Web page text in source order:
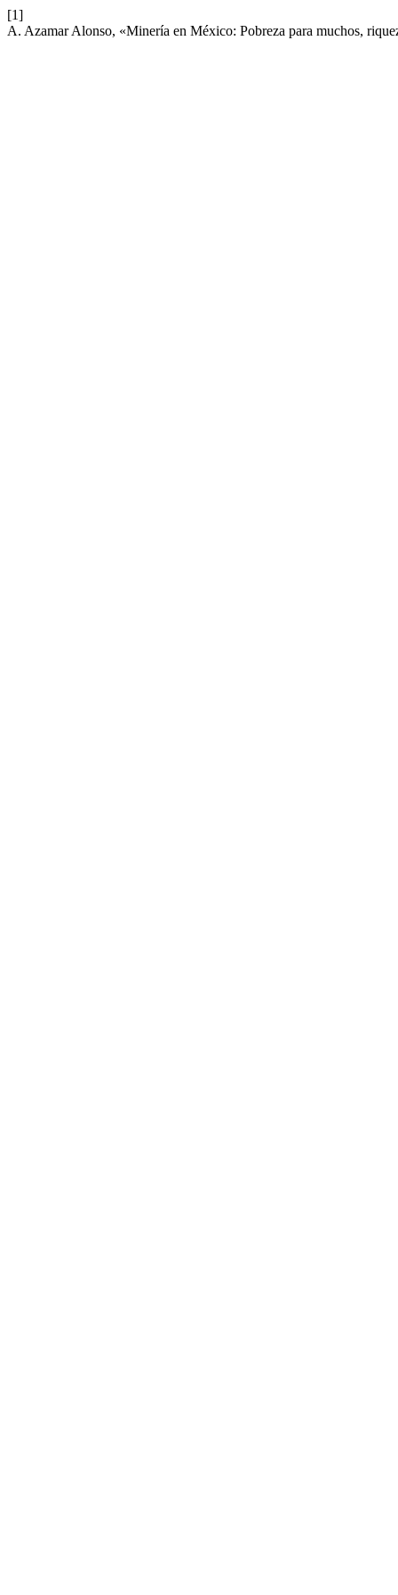
[1]
A. Azamar Alonso, «Minería en México: Pobreza para muchos,